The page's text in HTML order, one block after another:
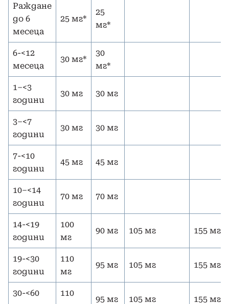
Раждане
до 6
месеца
25 мг*
25
мг*
6-<12
месеца
30 мг*
30
мг*
1–<3
години
30 мг 30 мг
3–<7
години
30 мг 30 мг
7-<10
години
45 мг 45 мг
10–<14
години
70 мг 70 мг
14-<19
години
100
мг
90 мг 105 мг 155 мг
19-<30
години
110
мг
95 мг 105 мг 155 мг
30-<60
110
95 мг 105 мг 155 мг